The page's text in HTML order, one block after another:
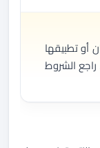
أو تطبيقها
الشروط